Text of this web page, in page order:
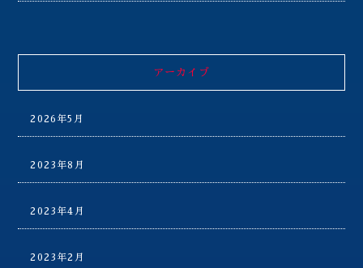
アーカイブ
2026年5月
2023年8月
2023年4月
2023年2月